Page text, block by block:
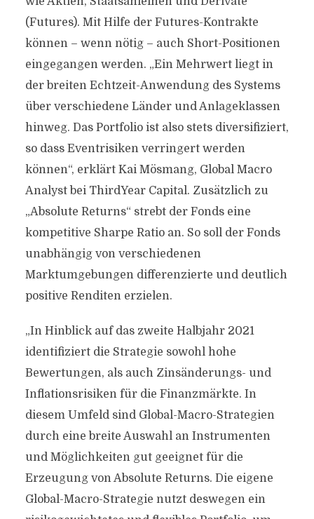
(Futures). Mit Hilfe der Futures-Kontrakte
können – wenn nötig – auch Short-Positionen
eingegangen werden. „Ein Mehrwert liegt in
der breiten Echtzeit-Anwendung des Systems
über verschiedene Länder und Anlageklassen
hinweg. Das Portfolio ist also stets diversifiziert,
so dass Eventrisiken verringert werden
können“, erklärt Kai Mösmang, Global Macro
Analyst bei ThirdYear Capital. Zusätzlich zu
„Absolute Returns“ strebt der Fonds eine
kompetitive Sharpe Ratio an. So soll der Fonds
unabhängig von verschiedenen
Marktumgebungen differenzierte und deutlich
positive Renditen erzielen.
„In Hinblick auf das zweite Halbjahr 2021
identifiziert die Strategie sowohl hohe
Bewertungen, als auch Zinsänderungs- und
Inflationsrisiken für die Finanzmärkte. In
diesem Umfeld sind Global-Macro-Strategien
durch eine breite Auswahl an Instrumenten
und Möglichkeiten gut geeignet für die
Erzeugung von Absolute Returns. Die eigene
Global-Macro-Strategie nutzt deswegen ein